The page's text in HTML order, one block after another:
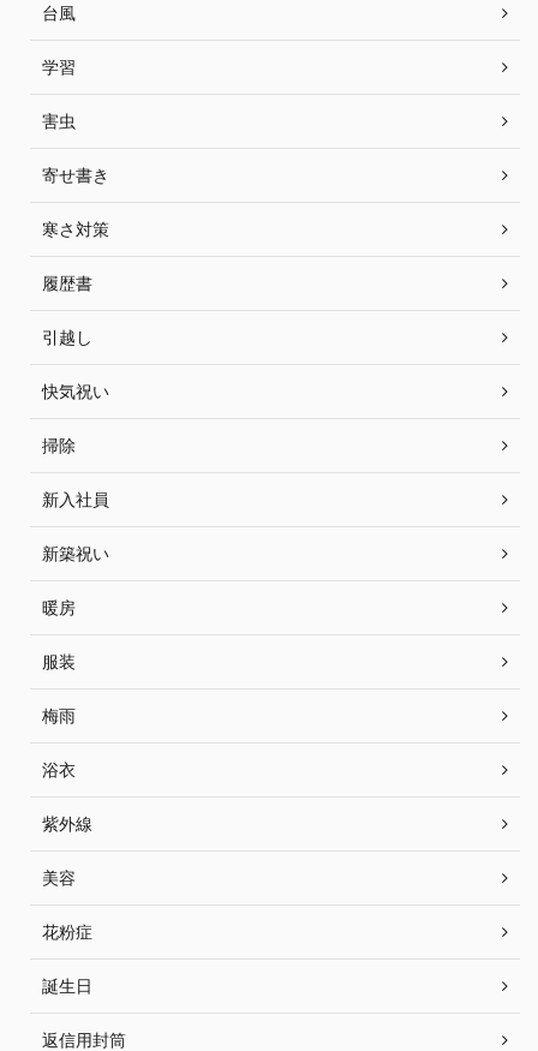
台風
学習
害虫
寄せ書き
寒さ対策
履歴書
引越し
快気祝い
掃除
新入社員
新築祝い
暖房
服装
梅雨
浴衣
紫外線
美容
花粉症
誕生日
返信用封筒